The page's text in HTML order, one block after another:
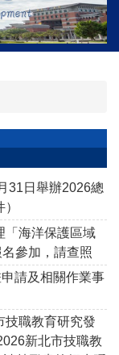
31日舉辦2026總
「海洋保護區域
參加，請查照
請及相關作業事
技職教育研究發
新北市技職教